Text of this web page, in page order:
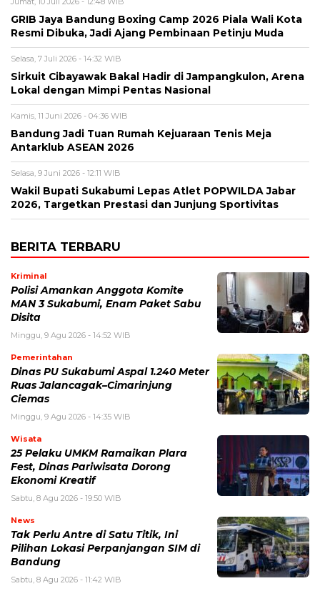
GRIB Jaya Bandung Boxing Camp 2026 Piala Wali Kota
Resmi Dibuka, Jadi Ajang Pembinaan Petinju Muda
Selasa, 7 Juli 2026 - 14:32 WIB
Sirkuit Cibayawak Bakal Hadir di Jampangkulon, Arena
Lokal dengan Mimpi Pentas Nasional
Kamis, 11 Juni 2026 - 04:36 WIB
Bandung Jadi Tuan Rumah Kejuaraan Tenis Meja
Antarklub ASEAN 2026
Selasa, 9 Juni 2026 - 12:11 WIB
Wakil Bupati Sukabumi Lepas Atlet POPWILDA Jabar
2026, Targetkan Prestasi dan Junjung Sportivitas
BERITA TERBARU
Kriminal
Polisi Amankan Anggota Komite
MAN 3 Sukabumi, Enam Paket Sabu
Disita
Minggu, 9 Agu 2026 - 14:52 WIB
Pemerintahan
Dinas PU Sukabumi Aspal 1.240 Meter
Ruas Jalancagak–Cimarinjung
Ciemas
Minggu, 9 Agu 2026 - 14:35 WIB
Wisata
25 Pelaku UMKM Ramaikan Plara
Fest, Dinas Pariwisata Dorong
Ekonomi Kreatif
Sabtu, 8 Agu 2026 - 19:50 WIB
News
Tak Perlu Antre di Satu Titik, Ini
Pilihan Lokasi Perpanjangan SIM di
Bandung
Sabtu, 8 Agu 2026 - 11:42 WIB